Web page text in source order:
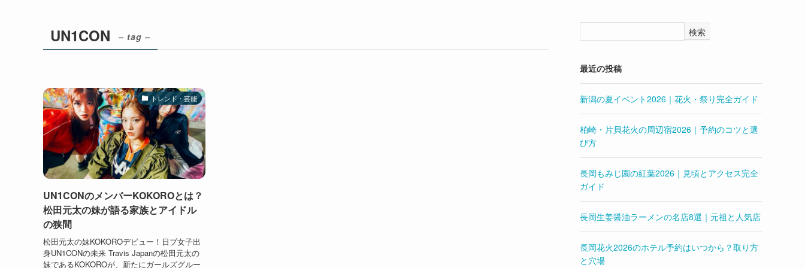
UN1CON – tag –
トレンド・芸能
UN1CONのメンバーKOKOROとは？
松田元太の妹が語る家族とアイドル
の狭間
松田元太の妹KOKOROデビュー！日プ女子出
身UN1CONの未来 Travis Japanの松田元太の
妹であるKOKOROが、新たにガールズグルー
検索
最近の投稿
新潟の夏イベント2026｜花火・祭り完全ガイド
柏崎・片貝花火の周辺宿2026｜予約のコツと選
び方
長岡もみじ園の紅葉2026｜見頃とアクセス完全
ガイド
長岡生姜醤油ラーメンの名店8選｜元祖と人気店
長岡花火2026のホテル予約はいつから？取り方
と穴場